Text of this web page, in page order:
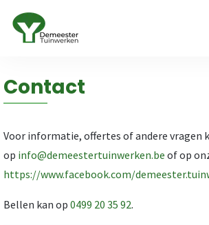
Contact
Voor informatie, offertes of andere vragen
op info@demeestertuinwerken.be of op
https://www.facebook.com/
Bellen kan op 0499 20 35 92.